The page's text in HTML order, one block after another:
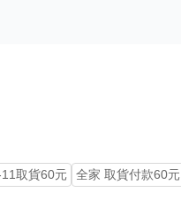
取貨60元
全家 取貨付款60元